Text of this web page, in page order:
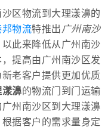
区物流到大理漾濞的
邦物流特推出 广州南沙
此来降低从广州南沙
提高由广州南沙区发
老客户提供更加优质
濞的物流门到门运输
州南沙区到大理漾濞
据客户的需求量身定